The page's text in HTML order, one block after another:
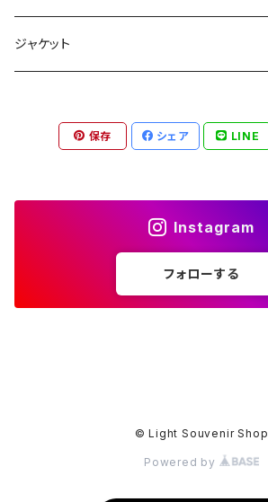
ジャケット
保存 シェア LINE
Instagram
フォローする
© Light Souvenir Shop
Powered by